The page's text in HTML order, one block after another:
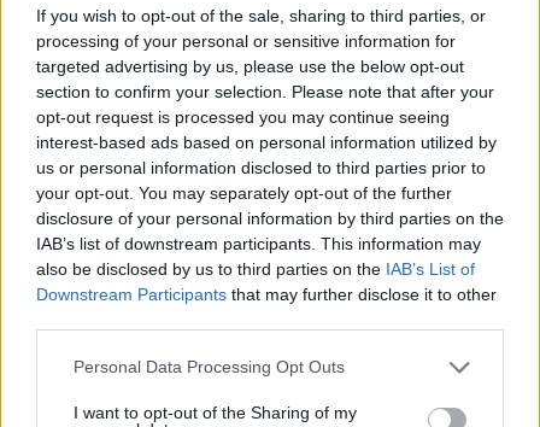
If you wish to opt-out of the sale, sharing to third parties, or
processing of your personal or sensitive information for
targeted advertising by us, please use the below opt-out
section to confirm your selection. Please note that after your
opt-out request is processed you may continue seeing
interest-based ads based on personal information utilized by
us or personal information disclosed to third parties prior to
your opt-out. You may separately opt-out of the further
disclosure of your personal information by third parties on the
IAB’s list of downstream participants. This information may
also be disclosed by us to third parties on the IAB’s List of
Downstream Participants that may further disclose it to other
Please note that this website/app uses one or more Google
not limited to your visit or usage behaviour. You may click to
Personal Data Processing Opt Outs
I want to opt-out of the Sharing of my
Έτσι, σύμφωνα με τα στοιχεία που
περιλαμβάνονται στη δικογραφία, η εικόνα
χλιδής που προβαλλόταν επί χρόνια μέσα από
τα κοινωνικά δίκτυα φαίνεται πως αποτέλεσε
ένα από τα πρώτα νήματα που άρχισαν να
ξετυλίγουν οι ερευνητές. Οι φωτογραφίες με
τις Porsche, τις Ferrari, τις Lamborghini και το
απλώς στα social media, αλλά κατέληξαν να